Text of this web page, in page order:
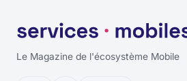
Le Magazine de l'écosystème Mobile